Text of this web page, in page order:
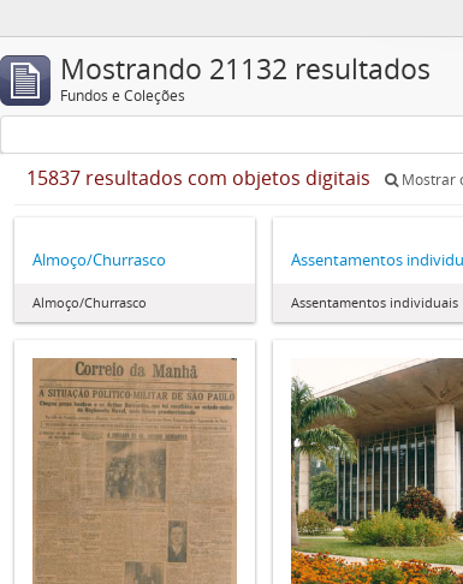
Mostrando 21132 resultados
Fundos e Coleções
15837 resultados com objetos digitais Mostrar
Almoço/Churrasco
Almoço/Churrasco
Assentamentos
Assentamentos individuais